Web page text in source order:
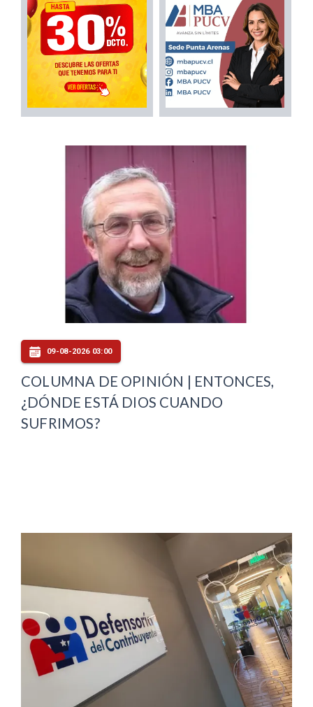
09-08-2026 03:00
COLUMNA DE OPINIÓN | ENTONCES,
¿DÓNDE ESTÁ DIOS CUANDO
SUFRIMOS?